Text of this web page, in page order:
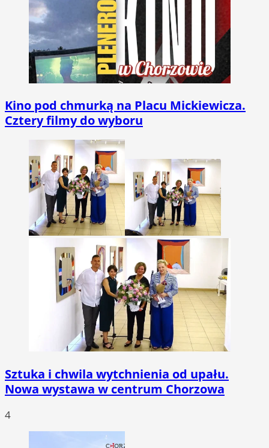
Kino pod chmurką na Placu Mickiewicza.
Cztery filmy do wyboru
Sztuka i chwila wytchnienia od upału.
Nowa wystawa w centrum Chorzowa
4